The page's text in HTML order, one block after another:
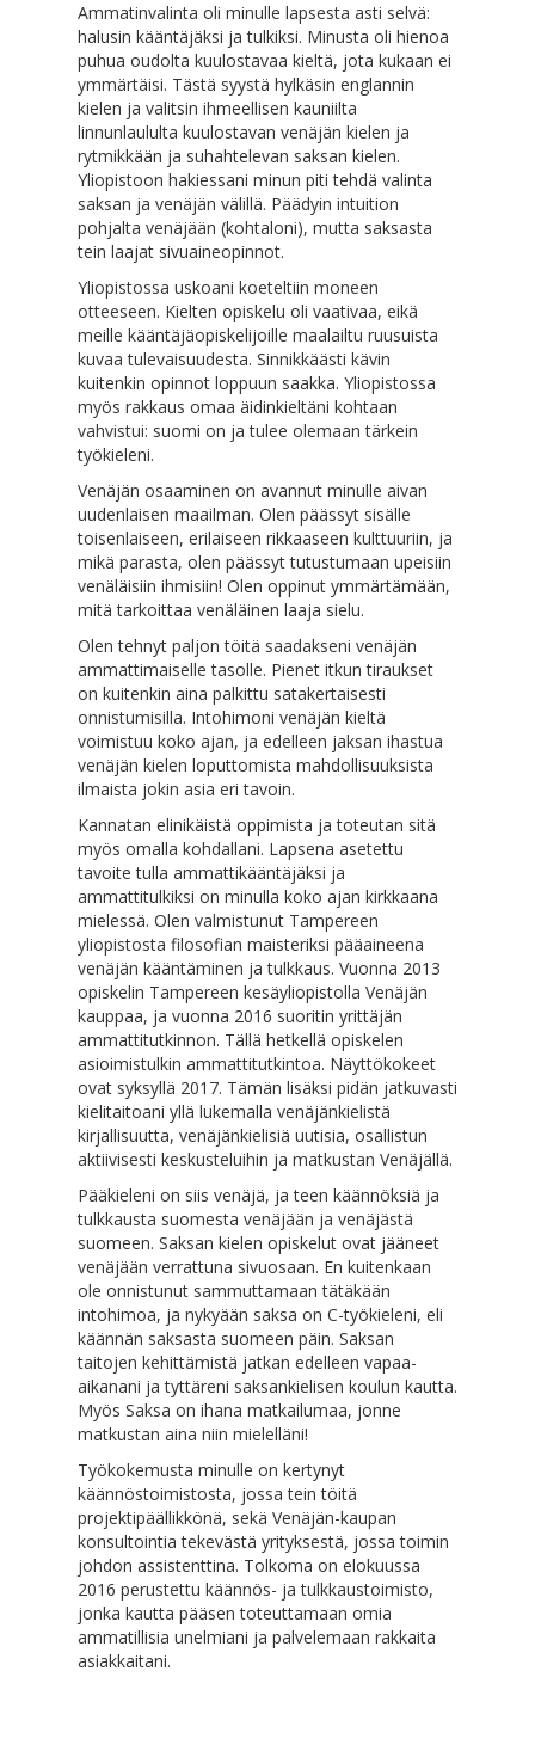
Ammatinvalinta oli minulle lapsesta asti selvä:
halusin kääntäjäksi ja tulkiksi. Minusta oli hienoa
puhua oudolta kuulostavaa kieltä, jota kukaan ei
ymmärtäisi. Tästä syystä hylkäsin englannin
kielen ja valitsin ihmeellisen kauniilta
linnunlaululta kuulostavan venäjän kielen ja
rytmikkään ja suhahtelevan saksan kielen.
Yliopistoon hakiessani minun piti tehdä valinta
saksan ja venäjän välillä. Päädyin intuition
pohjalta venäjään (kohtaloni), mutta saksasta
tein laajat sivuaineopinnot.
Yliopistossa uskoani koeteltiin moneen
otteeseen. Kielten opiskelu oli vaativaa, eikä
meille kääntäjäopiskelijoille maalailtu ruusuista
kuvaa tulevaisuudesta. Sinnikkäästi kävin
kuitenkin opinnot loppuun saakka. Yliopistossa
myös rakkaus omaa äidinkieltäni kohtaan
vahvistui: suomi on ja tulee olemaan tärkein
työkieleni.
Venäjän osaaminen on avannut minulle aivan
uudenlaisen maailman. Olen päässyt sisälle
toisenlaiseen, erilaiseen rikkaaseen kulttuuriin, ja
mikä parasta, olen päässyt tutustumaan upeisiin
venäläisiin ihmisiin! Olen oppinut ymmärtämään,
mitä tarkoittaa venäläinen laaja sielu.
Olen tehnyt paljon töitä saadakseni venäjän
ammattimaiselle tasolle. Pienet itkun tiraukset
on kuitenkin aina palkittu satakertaisesti
onnistumisilla. Intohimoni venäjän kieltä
voimistuu koko ajan, ja edelleen jaksan ihastua
venäjän kielen loputtomista mahdollisuuksista
ilmaista jokin asia eri tavoin.
Kannatan elinikäistä oppimista ja toteutan sitä
myös omalla kohdallani. Lapsena asetettu
tavoite tulla ammattikääntäjäksi ja
ammattitulkiksi on minulla koko ajan kirkkaana
mielessä. Olen valmistunut Tampereen
yliopistosta filosofian maisteriksi pääaineena
venäjän kääntäminen ja tulkkaus. Vuonna 2013
opiskelin Tampereen kesäyliopistolla Venäjän
kauppaa, ja vuonna 2016 suoritin yrittäjän
ammattitutkinnon. Tällä hetkellä opiskelen
asioimistulkin ammattitutkintoa. Näyttökokeet
ovat syksyllä 2017. Tämän lisäksi pidän jatkuvasti
kielitaitoani yllä lukemalla venäjänkielistä
kirjallisuutta, venäjänkielisiä uutisia, osallistun
aktiivisesti keskusteluihin ja matkustan Venäjällä.
Pääkieleni on siis venäjä, ja teen käännöksiä ja
tulkkausta suomesta venäjään ja venäjästä
suomeen. Saksan kielen opiskelut ovat jääneet
venäjään verrattuna sivuosaan. En kuitenkaan
ole onnistunut sammuttamaan tätäkään
intohimoa, ja nykyään saksa on C-työkieleni, eli
käännän saksasta suomeen päin. Saksan
taitojen kehittämistä jatkan edelleen vapaa-
aikanani ja tyttäreni saksankielisen koulun kautta.
Myös Saksa on ihana matkailumaa, jonne
matkustan aina niin mielelläni!
Työkokemusta minulle on kertynyt
käännöstoimistosta, jossa tein töitä
projektipäällikkönä, sekä Venäjän-kaupan
konsultointia tekevästä yrityksestä, jossa toimin
johdon assistenttina. Tolkoma on elokuussa
2016 perustettu käännös- ja tulkkaustoimisto,
jonka kautta pääsen toteuttamaan omia
ammatillisia unelmiani ja palvelemaan rakkaita
asiakkaitani.